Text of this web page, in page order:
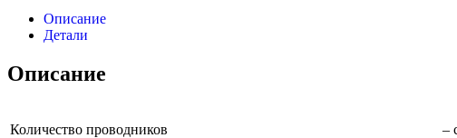
Описание
Детали
Описание
Количество проводников
–